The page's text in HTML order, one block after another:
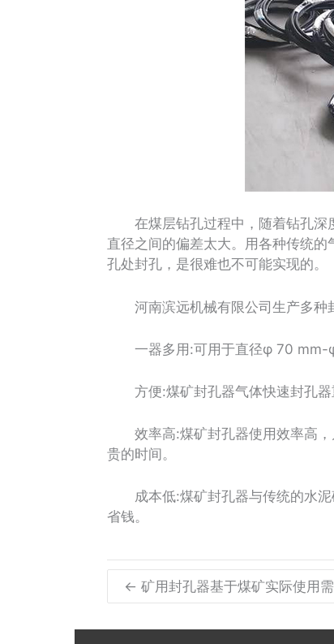
在煤层钻孔过程中，随着钻孔深
直径之间的偏差太大。用各种传统
孔处封孔，是很难也不可能实现的。
河南滨远机械有限公司生产多种封
一器多用:可用于直径φ 70 mm-φ
方便:煤矿封孔器气体快速封孔器
效率高:煤矿封孔器使用效率高，
贵的时间。
成本低:煤矿封孔器与传统的水泥
省钱。
← 矿用封孔器基于煤矿实际使用